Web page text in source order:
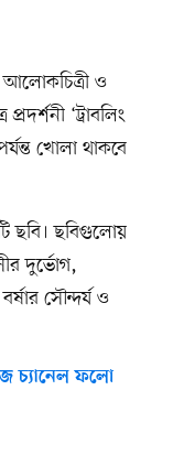
ও
‘ট্রাবলিং
খোলা থাকবে
ছবি। ছবিগুলোয়
দুর্ভোগ,
সৌন্দর্য ও
চ্যানেল ফলো